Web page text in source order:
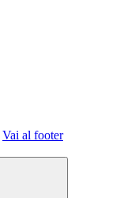
Vai al footer